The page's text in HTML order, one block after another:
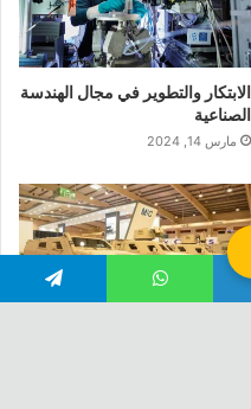
الابتكار والتطوير في مجال الهندسة
الصناعية
مارس 14, 2024
واتساب تيلقرام